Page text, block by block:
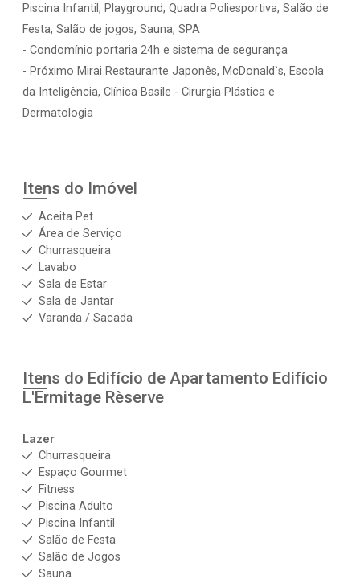
Piscina Infantil, Playground, Quadra Poliesportiva, Salão de
Festa, Salão de jogos, Sauna, SPA
- Condomínio portaria 24h e sistema de segurança
- Próximo Mirai Restaurante Japonês, McDonald`s, Escola
da Inteligência, Clínica Basile - Cirurgia Plástica e
Dermatologia
Itens do Imóvel
Aceita Pet
Área de Serviço
Churrasqueira
Lavabo
Sala de Estar
Sala de Jantar
Varanda / Sacada
Itens do Edifício de Apartamento Edifício
L'Ermitage Rèserve
Lazer
Churrasqueira
Espaço Gourmet
Fitness
Piscina Adulto
Piscina Infantil
Salão de Festa
Salão de Jogos
Sauna